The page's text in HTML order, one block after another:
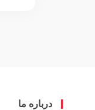
درباره ما